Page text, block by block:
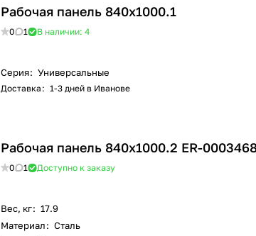
Рабочая панель 840х1000.1
0 1 В наличии: 4
Серия: Универсальные
Доставка : 1-3 дней в Иванове
Рабочая панель 840х1000.2 ER-
0 1 Доступно к заказу
Вес, кг: 17.9
Материал: Сталь